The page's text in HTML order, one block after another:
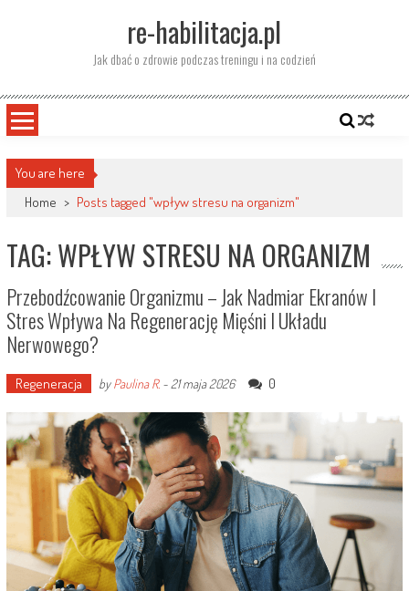
re-habilitacja.pl
Jak dbać o zdrowie podczas treningu i na codzień
You are here
Home > Posts tagged "wpływ stresu na organizm"
TAG: WPŁYW STRESU NA ORGANIZM
Przebodźcowanie Organizmu – Jak Nadmiar Ekranów I
Stres Wpływa Na Regenerację Mięśni I Układu
Nerwowego?
Regeneracja byPaulina R.- 21 maja 2026 0